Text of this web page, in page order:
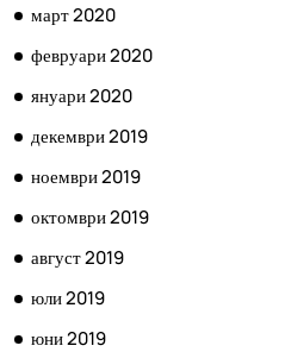
март 2020
февруари 2020
януари 2020
декември 2019
ноември 2019
октомври 2019
август 2019
юли 2019
юни 2019